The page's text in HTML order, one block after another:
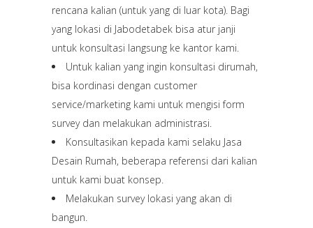
rencana kalian (untuk yang di luar kota). Bagi
yang lokasi di Jabodetabek bisa atur janji
untuk konsultasi langsung ke kantor kami.
Untuk kalian yang ingin konsultasi dirumah,
bisa kordinasi dengan customer
service/marketing kami untuk mengisi form
survey dan melakukan administrasi.
Konsultasikan kepada kami selaku Jasa
Desain Rumah, beberapa referensi dari kalian
untuk kami buat konsep.
Melakukan survey lokasi yang akan di
bangun.